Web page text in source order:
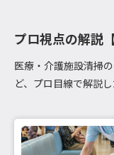
プロ視点の解説
医療・介護施設清掃
ど、プロ目線で解説